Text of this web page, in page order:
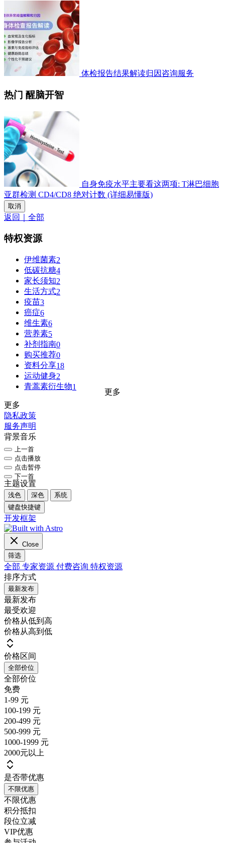
体检报告结果解读归因咨询服务
热门 醒脑开智
自身免疫水平主要看这两项: T淋巴细胞
亚群检测 CD4/CD8 绝对计数 (详细易懂版)
取消
返回｜全部
特权资源
伊维菌素2
低碳抗糖4
家长须知2
生活方式2
疫苗3
癌症6
维生素6
营养素5
补剂指南0
购买推荐0
资料分享18
运动健身2
青蒿素衍生物1
更多
更多
隐私政策
服务声明
背景音乐
上一首
点击播放
点击暂停
下一首
主题设置
浅色 深色
系统
键盘快捷键
开发框架
Close
筛选
全部 专家资源 付费咨询 特权资源
排序方式
最新发布
最新发布
最受欢迎
价格从低到高
价格从高到低
价格区间
全部价位
全部价位
免费
1-99 元
100-199 元
200-499 元
500-999 元
1000-1999 元
2000元以上
是否带优惠
不限优惠
不限优惠
积分抵扣
段位立减
VIP优惠